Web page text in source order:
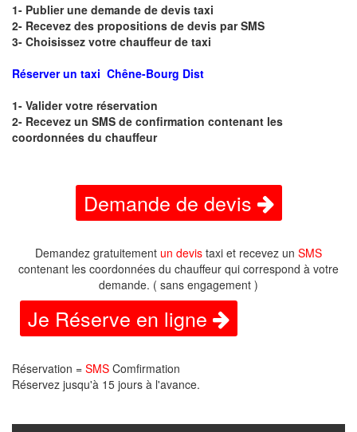
1- Publier une demande de devis taxi
2- Recevez des propositions de devis par SMS
3- Choisissez votre chauffeur de taxi
Réserver un taxi Chêne-Bourg Dist
1- Valider votre réservation
2- Recevez un SMS de confirmation contenant les
coordonnées du chauffeur
Demande de devis
Demandez gratuitement un devis taxi et recevez un SMS
contenant les coordonnées du chauffeur qui correspond à votre
demande. ( sans engagement )
Je Réserve en ligne
Réservation = SMS Comfirmation
Réservez jusqu'à 15 jours à l'avance.